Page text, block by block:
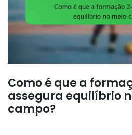
Como é que a
assegura equilíbrio
campo?